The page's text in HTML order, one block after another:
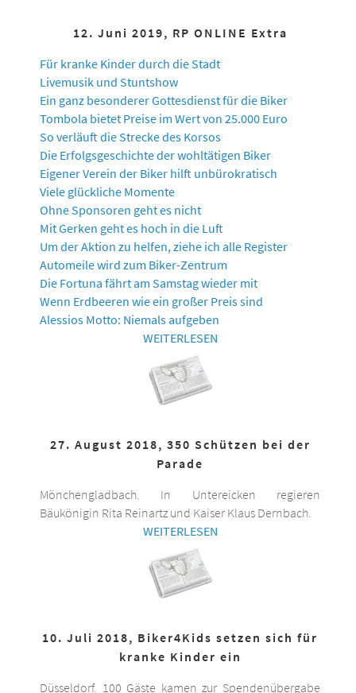
12. Juni 2019, RP ONLINE Extra
Für kranke Kinder durch die Stadt
Livemusik und Stuntshow
Ein ganz besonderer Gottesdienst für die Biker
Tombola bietet Preise im Wert von 25.000 Euro
So verläuft die Strecke des Korsos
Die Erfolgsgeschichte der wohltätigen Biker
Eigener Verein der Biker hilft unbürokratisch
Viele glückliche Momente
Ohne Sponsoren geht es nicht
Mit Gerken geht es hoch in die Luft
Um der Aktion zu helfen, ziehe ich alle Register
Automeile wird zum Biker-Zentrum
Die Fortuna fährt am Samstag wieder mit
Wenn Erdbeeren wie ein großer Preis sind
Alessios Motto: Niemals aufgeben
WEITERLESEN
27. August 2018, 350 Schützen bei der
Parade
Mönchengladbach. In Untereicken regieren
Bäukönigin Rita Reinartz und Kaiser Klaus Dernbach.
WEITERLESEN
10. Juli 2018, Biker4Kids setzen sich für
kranke Kinder ein
Düsseldorf. 100 Gäste kamen zur Spendenübergabe